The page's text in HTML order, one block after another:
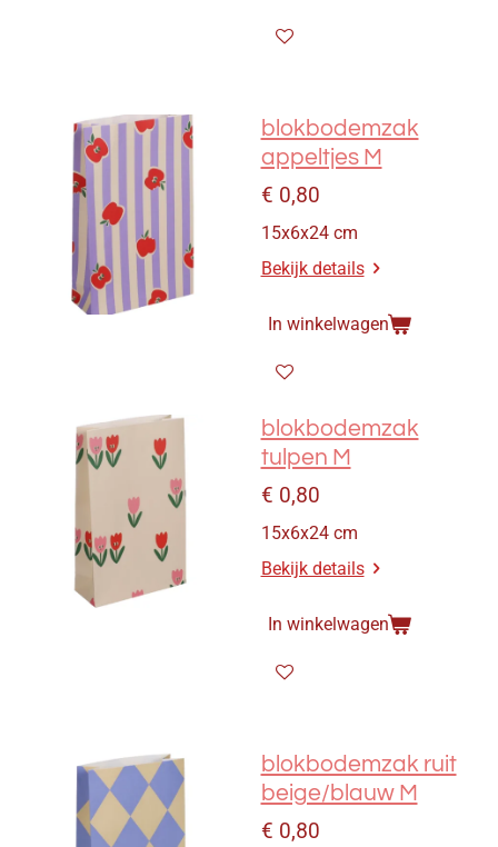
blokbodemzak
appeltjes M
€ 0,80
15x6x24 cm
Bekijk details
In winkelwagen
blokbodemzak
tulpen M
€ 0,80
15x6x24 cm
Bekijk details
In winkelwagen
blokbodemzak ruit
beige/blauw M
€ 0,80